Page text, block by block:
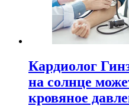
Кардиолог
на солнце
кровяное